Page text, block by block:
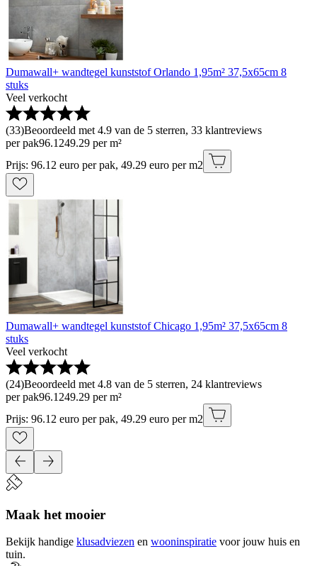
Dumawall+ wandtegel kunststof Orlando 1,95m² 37,5x65cm 8
stuks
Veel verkocht
(33)Beoordeeld met 4.9 van de 5 sterren, 33 klantreviews
per pak96.1249.29 per m²
Prijs: 96.12 euro per pak, 49.29 euro per m2
Dumawall+ wandtegel kunststof Chicago 1,95m² 37,5x65cm 8
stuks
Veel verkocht
(24)Beoordeeld met 4.8 van de 5 sterren, 24 klantreviews
per pak96.1249.29 per m²
Prijs: 96.12 euro per pak, 49.29 euro per m2
Maak het mooier
Bekijk handige klusadviezen en wooninspiratie voor jouw huis en
tuin.